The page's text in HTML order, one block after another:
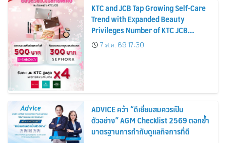
KTC and JCB Tap Growing Self-Care
Trend with Expanded Beauty
Privileges Number of KTC JCB
Cardmembers Spending on
Cosmetics Rises 26%
7 ส.ค. 69 17:30
ADVICE คว้า “ดีเยี่ยมสมควรเป็น
ตัวอย่าง” AGM Checklist 2569 ตอกย้ำ
มาตรฐานการกำกับดูแลกิจการที่ดี